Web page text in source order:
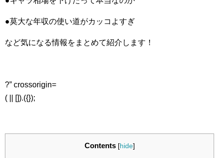
●莫大な年収の使い道がカッコよすぎ
など気になる情報をまとめて紹介します！
?” crossorigin=
( || []).({});
Contents [hide]